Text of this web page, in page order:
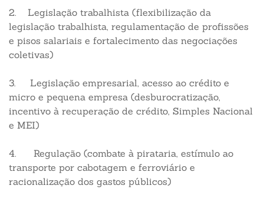
2. Legislação trabalhista (flexibilização da
legislação trabalhista, regulamentação de profissões
e pisos salariais e fortalecimento das negociações
coletivas)
3. Legislação empresarial, acesso ao crédito e
micro e pequena empresa (desburocratização,
incentivo à recuperação de crédito, Simples Nacional
e MEI)
4. Regulação (combate à pirataria, estímulo ao
transporte por cabotagem e ferroviário e
racionalização dos gastos públicos)